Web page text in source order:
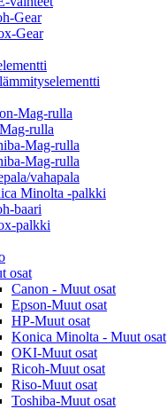
Gear
Gear
Mag-rulla
rulla
Mag-rulla
Mag-rulla
vahapala
Minolta -palkki
baari
palkki
osat
Canon - Muut osat
Epson-Muut osat
HP-Muut osat
Konica Minolta - Muut osat
OKI-Muut osat
Ricoh-Muut osat
Riso-Muut osat
Toshiba-Muut osat